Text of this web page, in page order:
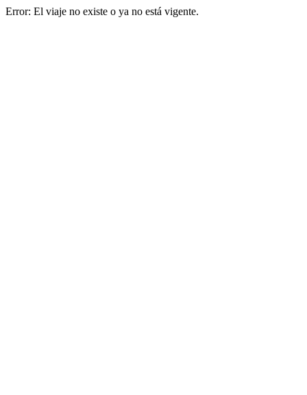
Error: El viaje no existe o ya no está vigente.